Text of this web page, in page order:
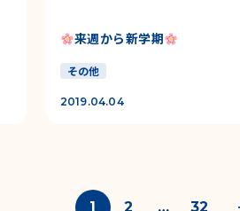
来週から新学期
その他
2019.04.04
1 2 … 32